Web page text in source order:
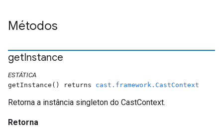
Métodos
getInstance
ESTÁTICA
getInstance() returns cast.framework.CastContext
Retorna a instância singleton do CastContext.
Retorna